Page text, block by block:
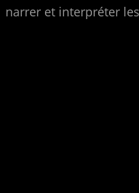
narrer et interpréter